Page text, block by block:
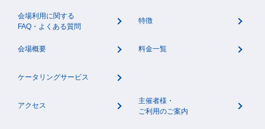
会場利用に関する
FAQ・よくある質問
特徴
会場概要 料金一覧
ケータリングサービス
アクセス
主催者様・
ご利用のご案内